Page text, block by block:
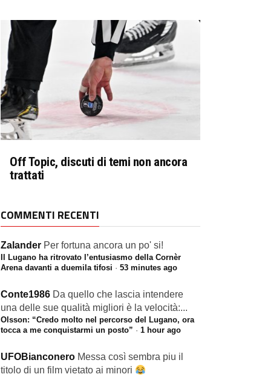
Off Topic, discuti di temi non ancora
trattati
COMMENTI RECENTI
Zalander Per fortuna ancora un po' si!
Il Lugano ha ritrovato l’entusiasmo della Cornèr
Arena davanti a duemila tifosi · 53 minutes ago
Conte1986 Da quello che lascia intendere
una delle sue qualità migliori è la velocità:...
Olsson: “Credo molto nel percorso del Lugano, ora
tocca a me conquistarmi un posto” · 1 hour ago
UFOBianconero Messa così sembra piu il
titolo di un film vietato ai minori